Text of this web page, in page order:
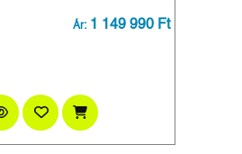
Ár: 1 149 990 Ft